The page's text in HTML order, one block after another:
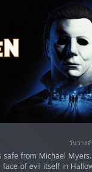
วันวาง
safe from Michael
of evil itself in